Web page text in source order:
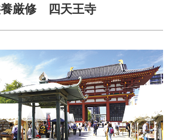
養厳修 四天王寺